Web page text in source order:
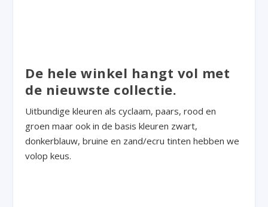
De hele winkel hangt vol met
de nieuwste collectie.
Uitbundige kleuren als cyclaam, paars, rood en
groen maar ook in de basis kleuren zwart,
donkerblauw, bruine en zand/ecru tinten hebben we
volop keus.